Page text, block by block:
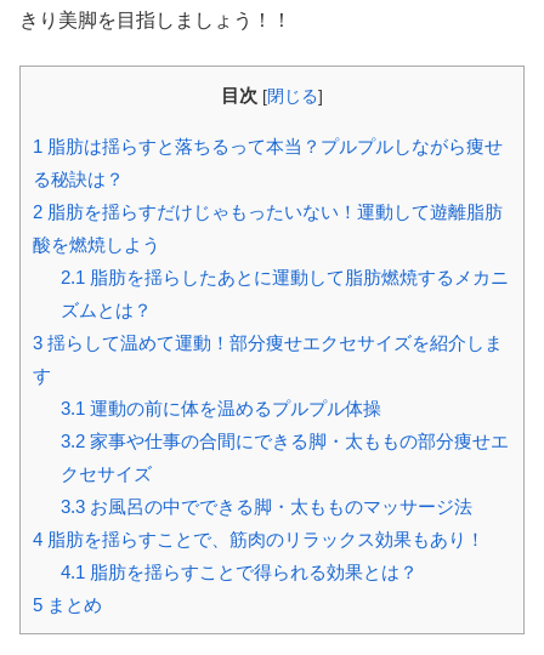
きり美脚を目指しましょう！！
目次 [閉じる]
1 脂肪は揺らすと落ちるって本当？プルプルしながら痩せ
る秘訣は？
2 脂肪を揺らすだけじゃもったいない！運動して遊離脂肪
酸を燃焼しよう
2.1 脂肪を揺らしたあとに運動して脂肪燃焼するメカニ
ズムとは？
3 揺らして温めて運動！部分痩せエクセサイズを紹介しま
す
3.1 運動の前に体を温めるプルプル体操
3.2家事や仕事の合間にできる脚・太ももの部分痩せエ
クセサイズ
3.3お風呂の中でできる脚・太もものマッサージ法
4 脂肪を揺らすことで、筋肉のリラックス効果もあり！
4.1 脂肪を揺らすことで得られる効果とは？
5 まとめ